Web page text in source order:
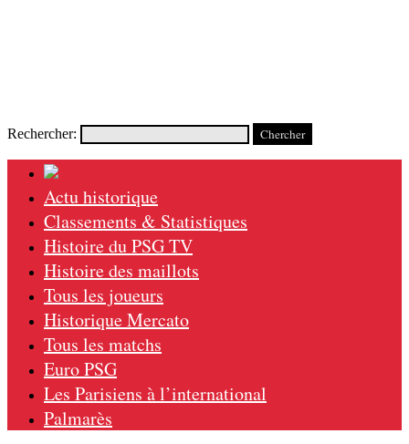
Rechercher:
Actu historique
Classements & Statistiques
Histoire du PSG TV
Histoire des maillots
Tous les joueurs
Historique Mercato
Tous les matchs
Euro PSG
Les Parisiens à l’international
Palmarès